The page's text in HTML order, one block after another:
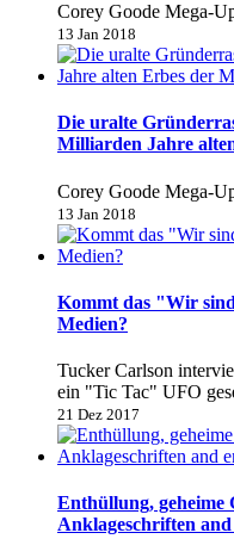
Corey Goode Mega-
13 Jan 2018
Die uralte
Milliarden Jahre
Corey Goode Mega-
13 Jan 2018
Kommt das "Wir
Medien?
Tucker Carlson
ein "Tic Tac" UFO
21 Dez 2017
Enthüllung, geheime
Anklageschriften and